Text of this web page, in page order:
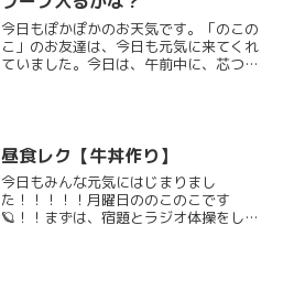
今日もぽかぽかのお天気です。「のこの
こ」のお友達は、今日も元気に来てくれ
ていました。今日は、午前中に、芯つみ
昼食レク【牛丼作り】
今日もみんな元気にはじまりまし
た！！！！！月曜日ののこのこです
🪐！！まずは、宿題とラジオ体操をしま